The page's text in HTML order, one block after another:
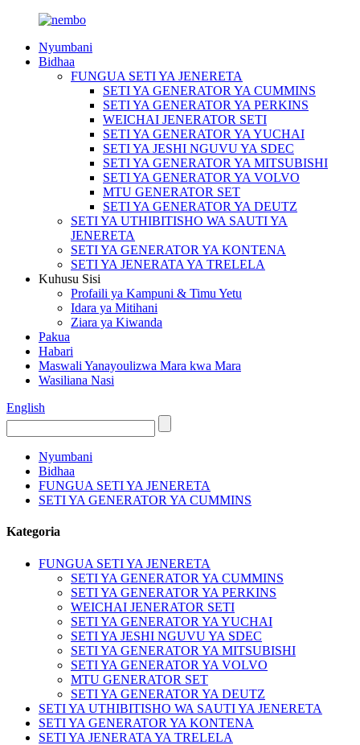
Nyumbani
Bidhaa
FUNGUA SETI YA JENERETA
SETI YA GENERATOR YA CUMMINS
SETI YA GENERATOR YA PERKINS
WEICHAI JENERATOR SETI
SETI YA GENERATOR YA YUCHAI
SETI YA JESHI NGUVU YA SDEC
SETI YA GENERATOR YA MITSUBISHI
SETI YA GENERATOR YA VOLVO
MTU GENERATOR SET
SETI YA GENERATOR YA DEUTZ
SETI YA UTHIBITISHO WA SAUTI YA
JENERETA
SETI YA GENERATOR YA KONTENA
SETI YA JENERATA YA TRELELA
Kuhusu Sisi
Profaili ya Kampuni & Timu Yetu
Idara ya Mitihani
Ziara ya Kiwanda
Pakua
Habari
Maswali Yanayoulizwa Mara kwa Mara
Wasiliana Nasi
English
Nyumbani
Bidhaa
FUNGUA SETI YA JENERETA
SETI YA GENERATOR YA CUMMINS
Kategoria
FUNGUA SETI YA JENERETA
SETI YA GENERATOR YA CUMMINS
SETI YA GENERATOR YA PERKINS
WEICHAI JENERATOR SETI
SETI YA GENERATOR YA YUCHAI
SETI YA JESHI NGUVU YA SDEC
SETI YA GENERATOR YA MITSUBISHI
SETI YA GENERATOR YA VOLVO
MTU GENERATOR SET
SETI YA GENERATOR YA DEUTZ
SETI YA UTHIBITISHO WA SAUTI YA JENERETA
SETI YA GENERATOR YA KONTENA
SETI YA JENERATA YA TRELELA